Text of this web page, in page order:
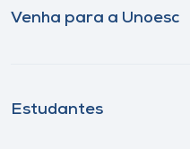
Venha para a Unoesc
Estudantes